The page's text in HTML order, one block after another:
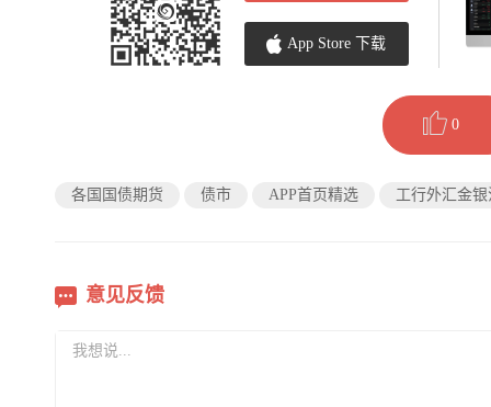
App Store 下载
0
各国国债期货 债市 APP首页精选 工行外汇金银
意见反馈